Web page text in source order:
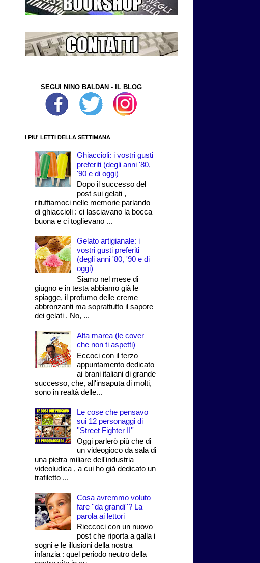
SEGUI NINO BALDAN - IL BLOG
I PIU' LETTI DELLA SETTIMANA
Ghiaccioli: i vostri gusti
preferiti (degli anni '80,
'90 e di oggi)
Dopo il successo del
post sui gelati ,
rituffiamoci nelle memorie parlando
di ghiaccioli : ci lasciavano la bocca
buona e ci toglievano ...
Gelato artigianale: i
vostri gusti preferiti
(degli anni '80, '90 e di
oggi)
Siamo nel mese di
giugno e in testa abbiamo già le
spiagge, il profumo delle creme
abbronzanti ma soprattutto il sapore
dei gelati . No, ...
Alta marea (le cover
che non ti aspetti)
Eccoci con il terzo
appuntamento dedicato
ai brani italiani di grande
successo, che, all'insaputa di molti,
sono in realtà delle...
Le cose che pensavo
sui 12 personaggi di
''Street Fighter II''
Oggi parlerò più che di
un videogioco da sala di
una pietra miliare dell'industria
videoludica , a cui ho già dedicato un
trafiletto ...
Cosa avremmo voluto
fare ''da grandi''? La
parola ai lettori
Rieccoci con un nuovo
post che riporta a galla i
sogni e le illusioni della nostra
infanzia : quel periodo neutro della